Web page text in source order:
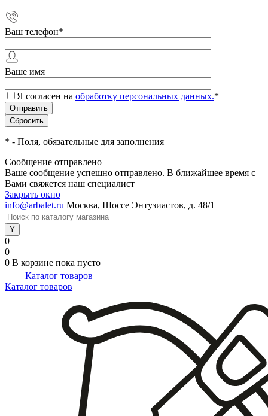
Ваш телефон*
Ваше имя
Я согласен на обработку персональных данных.*
* - Поля, обязательные для заполнения
Сообщение отправлено
Ваше сообщение успешно отправлено. В ближайшее время с
Вами свяжется наш специалист
Закрыть окно
info@arbalet.ru Москва, Шоссе Энтузиастов, д. 48/1
0
0
0 В корзине пока пусто
Каталог товаров
Каталог товаров